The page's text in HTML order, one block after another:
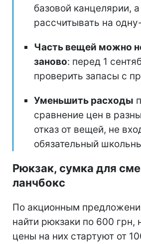
базовой канцелярии,
рассчитывать на
Часть вещей можно
заново: перед 1
проверить запасы с
Уменьшить расходы
сравнение цен в
отказ от вещей, не
обязательный
Рюкзак, сумка для
ланчбокс
По акционным
найти рюкзаки по 600 грн,
цены на них стартуют от